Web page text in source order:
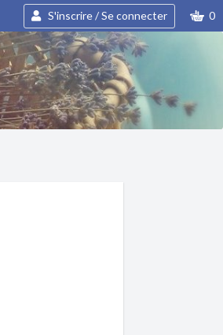
S'inscrire / Se connecter 0